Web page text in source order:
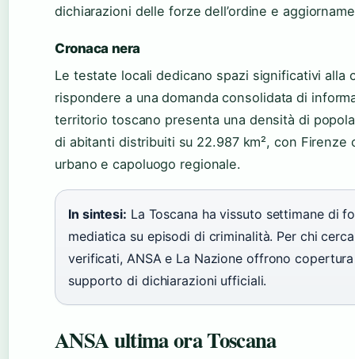
dichiarazioni delle forze dell’ordine e
Cronaca nera
Le testate locali dedicano spazi significativi alla
rispondere a una domanda consolidata di
territorio toscano presenta una densità di
di abitanti distribuiti su 22.987 km², con Firenze
urbano e capoluogo regionale.
In sintesi: La Toscana ha vissuto settimane di
mediatica su episodi di criminalità. Per chi
verificati, ANSA e La Nazione offrono
supporto di dichiarazioni ufficiali.
ANSA ultima ora Toscana